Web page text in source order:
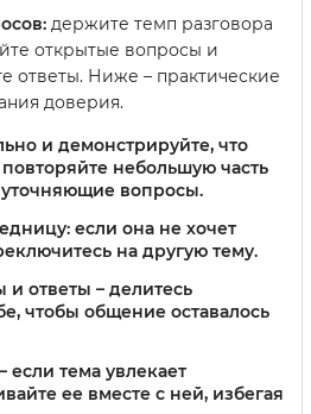
держите темп разговора
открытые вопросы и
ответы. Ниже – практические
доверия.
и демонстрируйте, что
небольшую часть
уточняющие вопросы.
если она не хочет
на другую тему.
и ответы – делитесь
чтобы общение оставалось
– если тема увлекает
ее вместе с ней, избегая